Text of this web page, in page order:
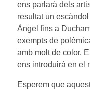
ens parlarà dels
resultat un
Àngel fins a
exempts de
amb molt de color.
ens introduirà en el
Esperem que